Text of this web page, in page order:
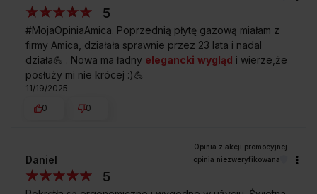
Darmowa dostawa
Zakup na Raty 0%
5
#MojaOpiniaAmica. Poprzednią płytę gazową miałam z
firmy Amica, działała sprawnie przez 23 lata i nadal
działa💪 . Nowa ma ładny elegancki wygląd i wierze,że
posłuży mi nie krócej :)💪
11/19/2025
0
0
Daniel opinia niezweryfikowana
5